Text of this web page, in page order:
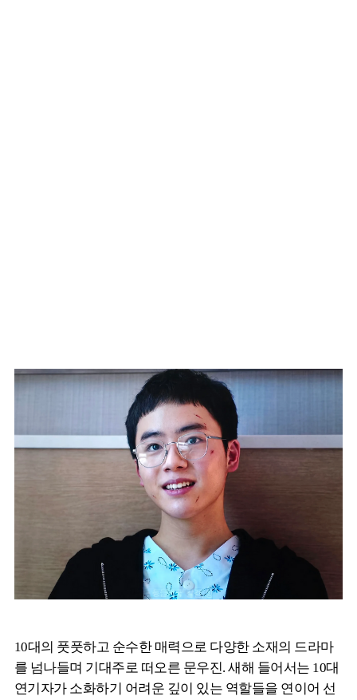
10대의 풋풋하고 순수한 매력으로 다양한 소재의 드라마
를 넘나들며 기대주로 떠오른 문우진. 새해 들어서는 10대
연기자가 소화하기 어려운 깊이 있는 역할들을 연이어 선